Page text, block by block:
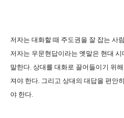
저자는 대화할 때 주도권을 잘 잡는 사
저자는 우문현답이라는 옛말은 현대
말한다. 상대를 대화로 끌어들이기 위
져야 한다. 그리고 상대의 대답을 편안
야 한다.